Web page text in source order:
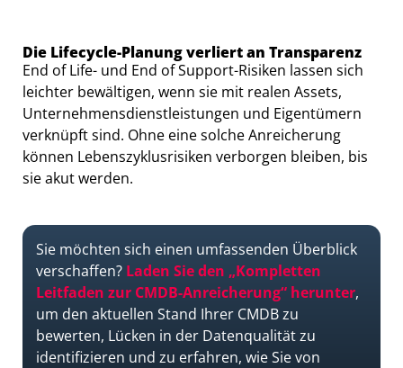
Die Lifecycle-Planung verliert an Transparenz
End of Life- und End of Support-Risiken lassen sich
leichter bewältigen, wenn sie mit realen Assets,
Unternehmensdienstleistungen und Eigentümern
verknüpft sind. Ohne eine solche Anreicherung
können Lebenszyklusrisiken verborgen bleiben, bis
sie akut werden.
Sie möchten sich einen umfassenden Überblick
verschaffen? Laden Sie den „Kompletten
Leitfaden zur CMDB-Anreicherung“ herunter,
um den aktuellen Stand Ihrer CMDB zu
bewerten, Lücken in der Datenqualität zu
identifizieren und zu erfahren, wie Sie von